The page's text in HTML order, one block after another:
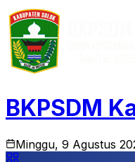
BKPSDM
Minggu, 9 Agustus